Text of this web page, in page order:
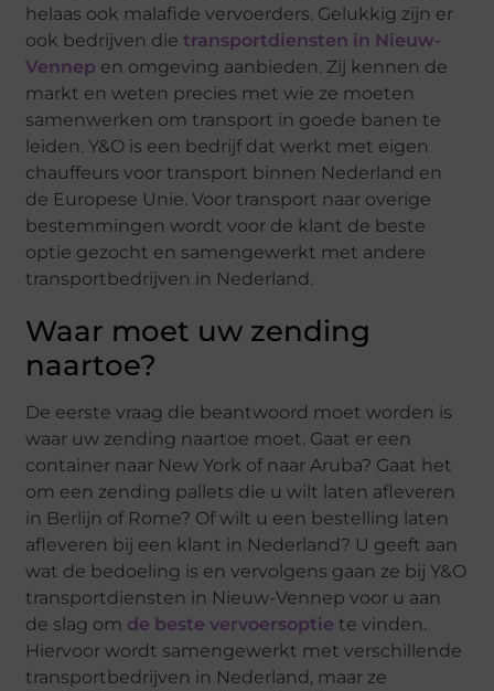
helaas ook malafide vervoerders. Gelukkig zijn er
ook bedrijven dietransportdiensten in Nieuw-
Vennep en omgeving aanbieden. Zij kennen de
markt en weten precies met wie ze moeten
samenwerken om transport in goede banen te
leiden. Y&O is een bedrijf dat werkt met eigen
chauffeurs voor transport binnen Nederland en
de Europese Unie. Voor transport naar overige
bestemmingen wordt voor de klant de beste
optie gezocht en samengewerkt met andere
transportbedrijven in Nederland.
Waar moet uw zending
naartoe?
De eerste vraag die beantwoord moet worden is
waar uw zending naartoe moet. Gaat er een
container naar New York of naar Aruba? Gaat het
om een zending pallets die u wilt laten afleveren
in Berlijn of Rome? Of wilt u een bestelling laten
afleveren bij een klant in Nederland? U geeft aan
wat de bedoeling is en vervolgens gaan ze bij Y&O
transportdiensten in Nieuw-Vennep voor u aan
de slag om de beste vervoersoptie te vinden.
Hiervoor wordt samengewerkt met verschillende
transportbedrijven in Nederland, maar ze